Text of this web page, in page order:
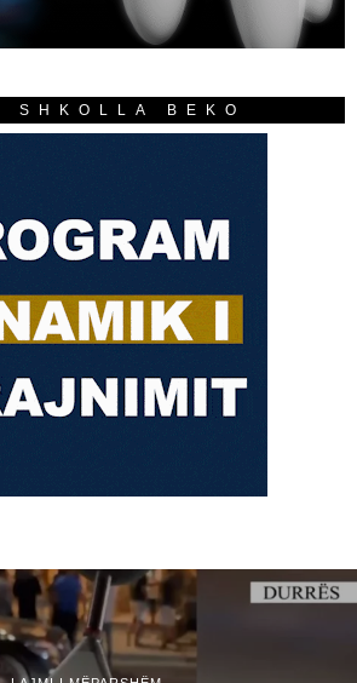
SHKOLLA BEKO